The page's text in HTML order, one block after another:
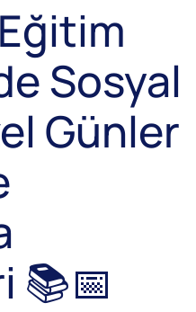
Sosyal
Günler
📚📅